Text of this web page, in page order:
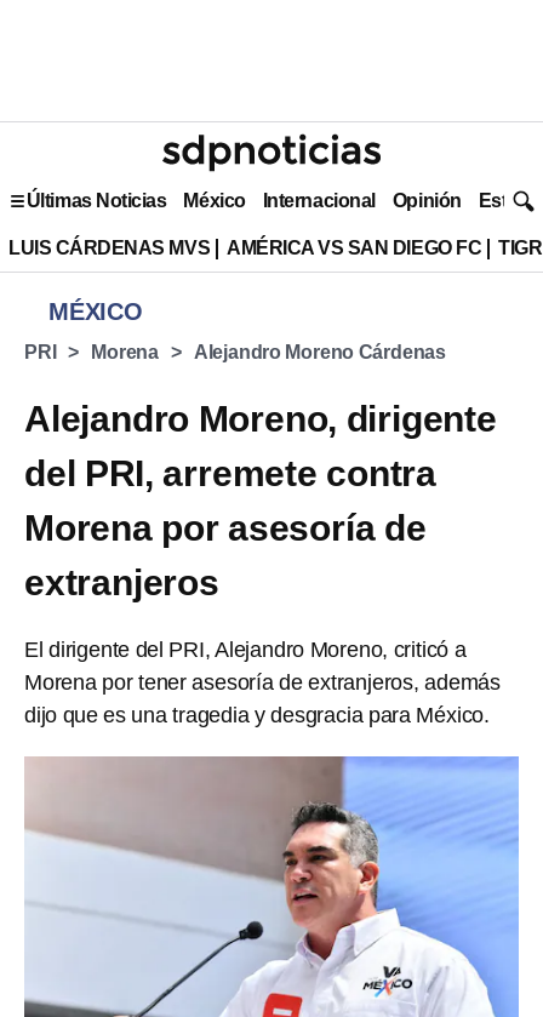
Últimas Noticias México Internacional Opinión Estilo
LUIS CÁRDENAS MVS AMÉRICA VS SAN DIEGO FC
MÉXICO
PRI Morena Alejandro Moreno Cárdenas
Alejandro Moreno, dirigente
del PRI, arremete contra
Morena por asesoría de
extranjeros
El dirigente del PRI, Alejandro Moreno, criticó a
Morena por tener asesoría de extranjeros, además
dijo que es una tragedia y desgracia para México.